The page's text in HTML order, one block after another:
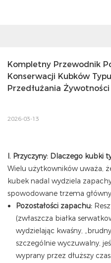
Kompletny Przewodnik
Konserwacji Kubków
Przedłużania Żywotności
2026-03-13
I. Przyczyny: Dlaczego kubki
Wielu użytkowników uważa,
kubek nadal wydziela
spowodowane trzema
Pozostałości zapachu:
(zwłaszcza białka
wydzielając kwaśny,
szczególnie wyczuwalny,
wyprany przez dłuższy czas.